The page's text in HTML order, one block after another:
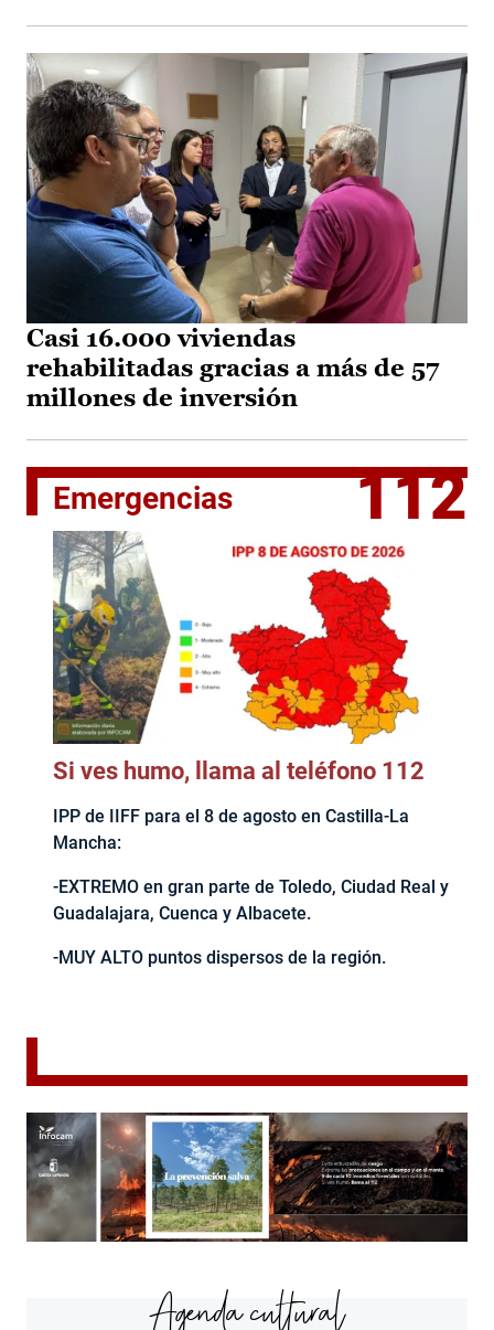
Casi 16.000 viviendas
rehabilitadas gracias a más de 57
millones de inversión
Emergencias 112
Si ves humo, llama al teléfono 112
IPP de IIFF para el 8 de agosto en Castilla-La
Mancha:
-EXTREMO en gran parte de Toledo, Ciudad Real y
Guadalajara, Cuenca y Albacete.
-MUY ALTO puntos dispersos de la región.